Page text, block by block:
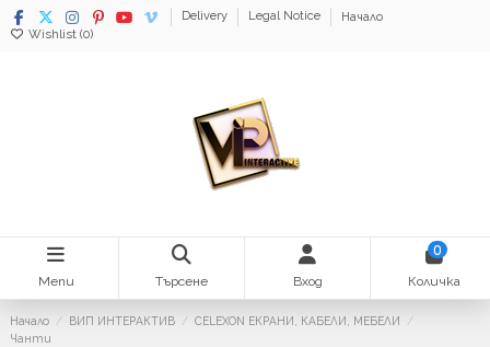
Delivery Legal Notice
Начало
Wishlist (0)
Menu Търсене Вход
0
Количка
Начало ВИП ИНТЕРАКТИВ
CELEXON ЕКРАНИ, КАБЕЛИ, МЕБЕЛИ
Чанти